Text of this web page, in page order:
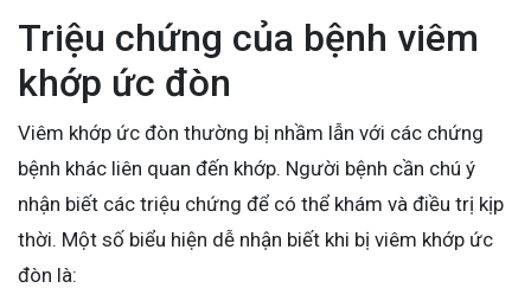
Triệu chứng của bệnh viêm
khớp ức đòn
Viêm khớp ức đòn thường bị nhầm lẫn với các chứng
bệnh khác liên quan đến khớp. Người bệnh cần chú ý
nhận biết các triệu chứng để có thể khám và điều trị kịp
thời. Một số biểu hiện dễ nhận biết khi bị viêm khớp ức
đòn là: